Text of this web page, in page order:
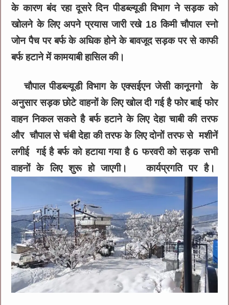
के कारण बंद रहा दूसरे दिन पीडब्ल्यूडी विभाग ने सड़क को
खोलने के लिए अपने प्रयास जारी रखे 18 किमी चौपाल स्नो
जोन पैच पर बर्फ के अधिक होने के बावजूद सड़क पर से काफी
बर्फ हटाने में कामयाबी हासिल की।
चौपाल पीडब्ल्यूडी विभाग के एक्सईएन जेसी कानूनगो के
अनुसार सड़क छोटे वाहनों के लिए खोल दी गई है फोर बाई फोर
वाहन निकल सकते है बर्फ हटाने के लिए देहा चाबी की तरफ
और चौपाल से चंबी देहा की तरफ के लिए दोनों तरफ से मशीनें
लगीई गई है बर्फ को हटाया गया है 6 फरवरी को सड़क सभी
वाहनों के लिए शुरू हो जाएगी। कार्यप्रगति पर है।